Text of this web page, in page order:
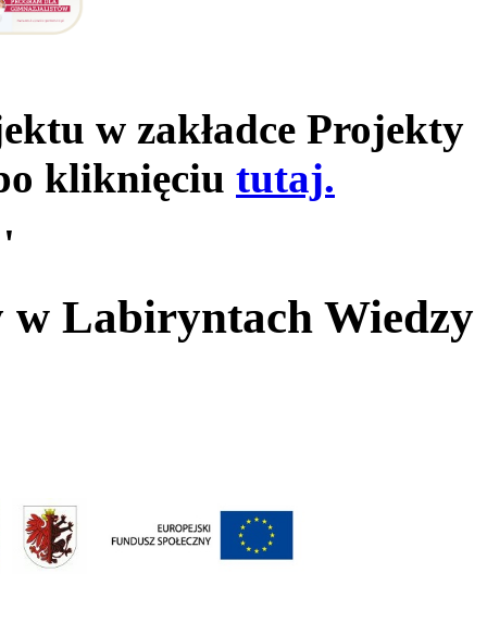
w zakładce Projekty
kliknięciu tutaj.
'
Labiryntach Wiedzy